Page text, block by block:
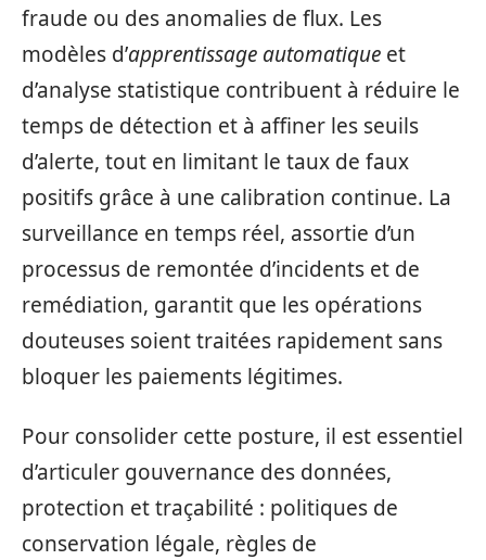
fraude ou des anomalies de flux. Les
modèles d’apprentissage automatique et
d’analyse statistique contribuent à réduire le
temps de détection et à affiner les seuils
d’alerte, tout en limitant le taux de faux
positifs grâce à une calibration continue. La
surveillance en temps réel, assortie d’un
processus de remontée d’incidents et de
remédiation, garantit que les opérations
douteuses soient traitées rapidement sans
bloquer les paiements légitimes.
Pour consolider cette posture, il est essentiel
d’articuler gouvernance des données,
protection et traçabilité : politiques de
conservation légale, règles de